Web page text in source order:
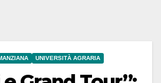
UNIVERSITÀ AGRARIA